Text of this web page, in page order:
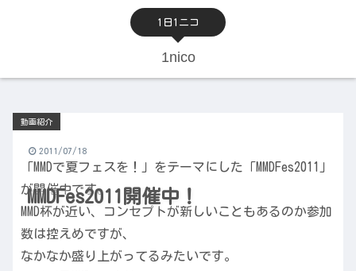
1日1ニコ
1nico
MMDFes2011開催中！
動画紹介
2011/07/18
「MMDで夏フェスを！」をテーマにした「MMDFes2011」
が開催中です。
MMD杯が近い、コンセプトが新しいこともあるのか参加
数は控えめですが、
なかなか盛り上がってるみたいです。